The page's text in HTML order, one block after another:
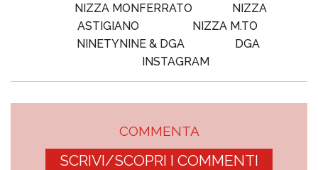
NIZZA MONFERRATO
NIZZA
ASTIGIANO
NIZZA M.TO
NINETYNINE & DGA
DGA
INSTAGRAM
COMMENTA
SCRIVI/SCOPRI I COMMENTI